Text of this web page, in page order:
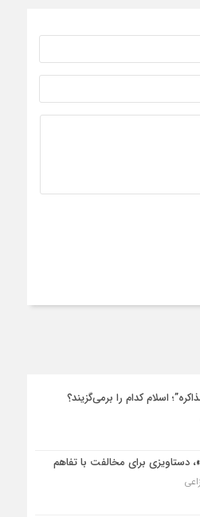
اسلام کدام را برمی‌گزیند؟
دستاویزی برای مخالفت با تفاهم